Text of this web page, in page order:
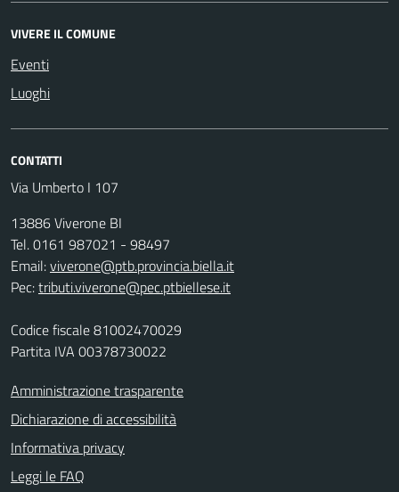
VIVERE IL COMUNE
Eventi
Luoghi
CONTATTI
Via Umberto I 107
13886 Viverone BI
Tel. 0161 987021 - 98497
Email:viverone@ptb.provincia.biella.it
Pec:tributi.viverone@pec.ptbiellese.it
Codice fiscale 81002470029
Partita IVA 00378730022
Amministrazione trasparente
Dichiarazione di accessibilità
Informativa privacy
Leggi le FAQ